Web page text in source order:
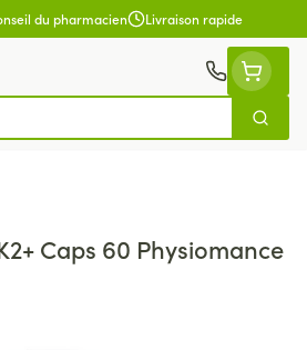
du pharmacien Livraison rapide
Caps 60 Physiomance